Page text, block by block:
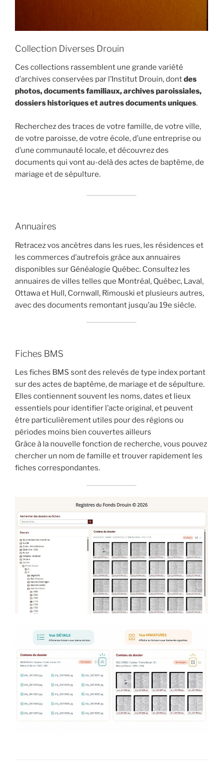
Collection Diverses Drouin
Ces collections rassemblent une grande variété
d’archives conservées par l’Institut Drouin, dontdes
photos, documents familiaux, archives paroissiales,
dossiers historiques et autres documents uniques.
Recherchez des traces de votre famille, de votre ville,
de votre paroisse, de votre école, d’une entreprise ou
d’une communauté locale, et découvrez des
documents qui vont au-delà des actes de baptême, de
mariage et de sépulture.
Annuaires
Retracez vos ancêtres dans les rues, les résidences et
les commerces d’autrefois grâce aux annuaires
disponibles sur Généalogie Québec. Consultez les
annuaires de villes telles que Montréal, Québec, Laval,
Ottawa et Hull, Cornwall, Rimouski et plusieurs autres,
avec des documents remontant jusqu’au 19e siècle.
Fiches BMS
Les fiches BMS sont des relevés de type index portant
sur des actes de baptême, de mariage et de sépulture.
Elles contiennent souvent les noms, dates et lieux
essentiels pour identifier l’acte original, et peuvent
être particulièrement utiles pour des régions ou
périodes moins bien couvertes ailleurs
Grâce à la nouvelle fonction de recherche, vous pouvez
chercher un nom de famille et trouver rapidement les
fiches correspondantes.